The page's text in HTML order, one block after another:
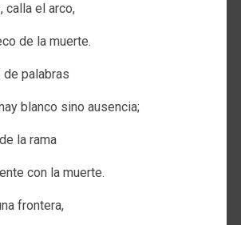
calla el arco,
de la muerte.
de palabras
blanco sino ausencia;
la rama
con la muerte.
frontera,